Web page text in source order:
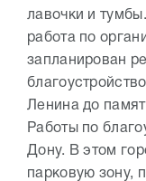
лавочки и
работа по
запланирован
Ленина до
Работы по
Дону. В этом
парковую зону,